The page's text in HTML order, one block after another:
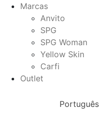
Marcas
Anvito
SPG
SPG Woman
Yellow Skin
Carfi
Outlet
Português